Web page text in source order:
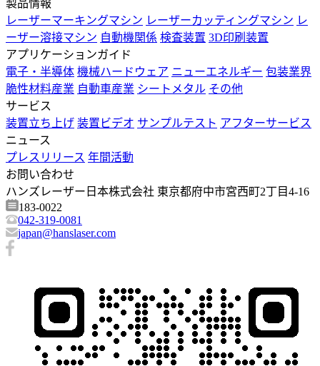
製品情報
レーザーマーキングマシン レーザーカッティングマシン レ
ーザー溶接マシン 自動機関係 検査装置 3D印刷装置
アプリケーションガイド
電子・半導体 機械ハードウェア ニューエネルギー 包装業界
脆性材料産業 自動車産業 シートメタル その他
サービス
装置立ち上げ 装置ビデオ サンプルテスト アフターサービス
ニュース
プレスリリース 年間活動
お問い合わせ
ハンズレーザー日本株式会社 東京都府中市宮西町2丁目4-16
183-0022
042-319-0081
japan@hanslaser.com